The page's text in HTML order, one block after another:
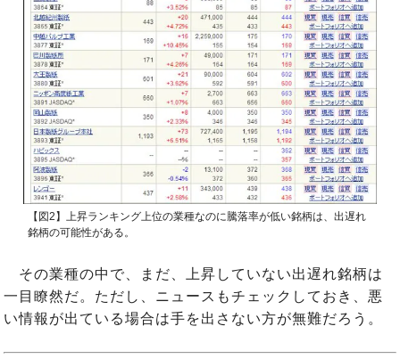
【図2】上昇ランキング上位の業種なのに騰落率が低い銘柄は、出遅れ
銘柄の可能性がある。
その業種の中で、まだ、上昇していない出遅れ銘柄は
一目瞭然だ。ただし、ニュースもチェックしておき、悪
い情報が出ている場合は手を出さない方が無難だろう。